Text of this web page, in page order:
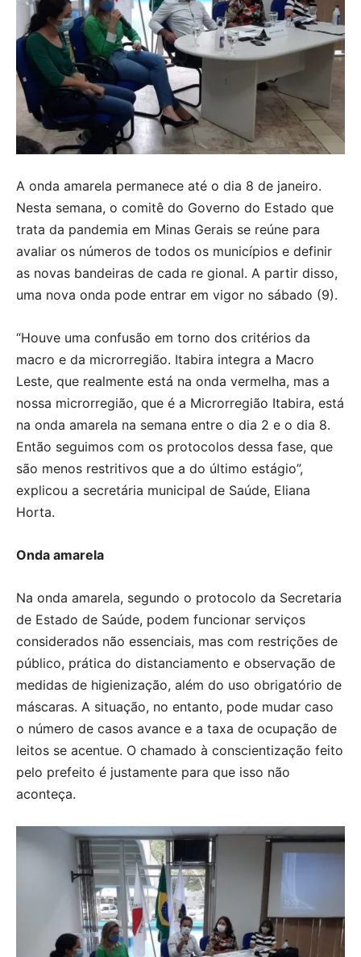
A onda amarela permanece até o dia 8 de janeiro.
Nesta semana, o comitê do Governo do Estado que
trata da pandemia em Minas Gerais se reúne para
avaliar os números de todos os municípios e definir
as novas bandeiras de cada re gional. A partir disso,
uma nova onda pode entrar em vigor no sábado (9).
“Houve uma confusão em torno dos critérios da
macro e da microrregião. Itabira integra a Macro
Leste, que realmente está na onda vermelha, mas a
nossa microrregião, que é a Microrregião Itabira, está
na onda amarela na semana entre o dia 2 e o dia 8.
Então seguimos com os protocolos dessa fase, que
são menos restritivos que a do último estágio”,
explicou a secretária municipal de Saúde, Eliana
Horta.
Onda amarela
Na onda amarela, segundo o protocolo da Secretaria
de Estado de Saúde, podem funcionar serviços
considerados não essenciais, mas com restrições de
público, prática do distanciamento e observação de
medidas de higienização, além do uso obrigatório de
máscaras. A situação, no entanto, pode mudar caso
o número de casos avance e a taxa de ocupação de
leitos se acentue. O chamado à conscientização feito
pelo prefeito é justamente para que isso não
aconteça.